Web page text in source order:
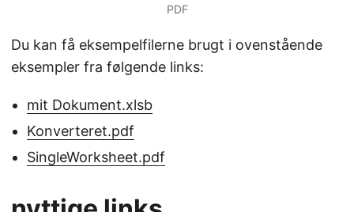
PDF
Du kan få eksempelfilerne brugt i ovenstående
eksempler fra følgende links:
mit Dokument.xlsb
Konverteret.pdf
SingleWorksheet.pdf